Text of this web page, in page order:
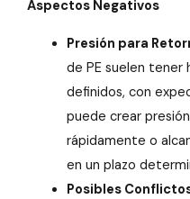
Aspectos Negativos
Presión para
de PE suelen tener
definidos, con
puede crear
rápidamente o
en un plazo
Posibles